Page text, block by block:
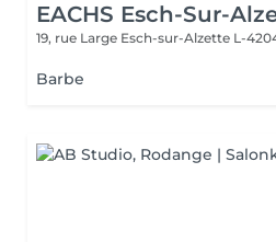
EACHS Esch-Sur-
19, rue Large Esch-sur-Alzette L-
Barbe